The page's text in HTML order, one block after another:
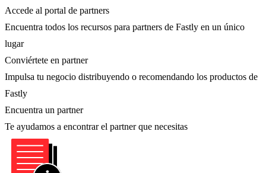
Accede al portal de partners
Encuentra todos los recursos para partners de Fastly en un único
lugar
Conviértete en partner
Impulsa tu negocio distribuyendo o recomendando los productos de
Fastly
Encuentra un partner
Te ayudamos a encontrar el partner que necesitas